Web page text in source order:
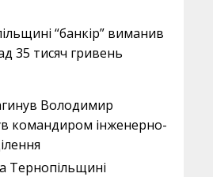
“банкір” виманив
35 тисяч гривень
Володимир
командиром інженерно-
Тернопільщині